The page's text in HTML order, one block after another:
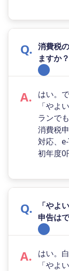
消費税
ますか？
はい。
「やよ
ランで
消費税
対応、
初年度0
「やよ
申告は
はい。
「やよ